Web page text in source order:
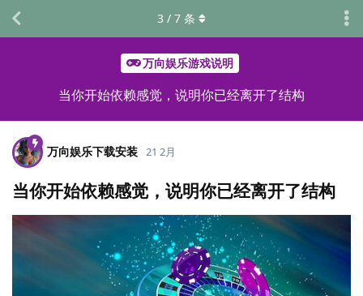
万向娱乐游戏说明
当你开始依赖感觉，说明你已经离开了结构
3 / 7 条
万向娱乐下载安装 21 2月
当你开始依赖感觉，说明你已经离开了结构